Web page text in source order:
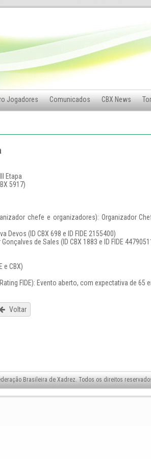
Jogadores Comunicados CBX News
Etapa
5917)
chefe e organizadores): Organizador
Devos (ID CBX 698 e ID FIDE 2155400)
de Sales (ID CBX 1883 e ID FIDE
e CBX)
FIDE): Evento aberto, com expectativa de 65
Voltar
Brasileira de Xadrez. Todos os direitos